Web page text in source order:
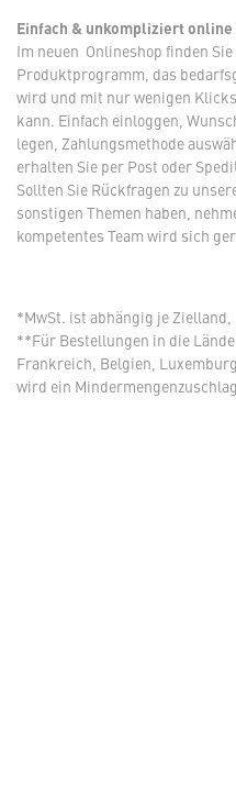
Einfach & unkompliziert online
Im neuen Onlineshop finden
Produktprogramm, das
wird und mit nur wenigen
kann. Einfach einloggen,
legen, Zahlungsmethode
erhalten Sie per Post oder
Sollten Sie Rückfragen zu
sonstigen Themen haben,
kompetentes Team wird sich
*MwSt. ist abhängig je
**Für Bestellungen in die
Frankreich, Belgien,
wird ein